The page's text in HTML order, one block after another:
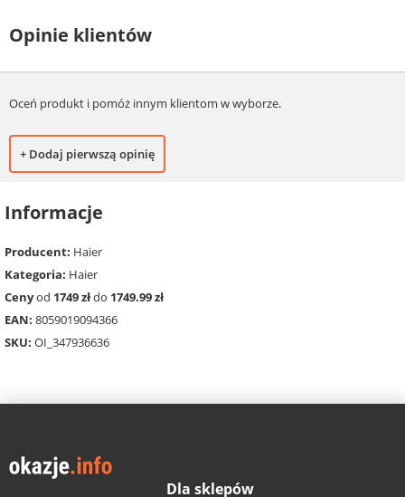
Opinie klientów
Oceń produkt i pomóż innym klientom w wyborze.
+ Dodaj pierwszą opinię
Informacje
Producent: Haier
Kategoria: Haier
Cenyod 1749 złdo 1749.99 zł
EAN: 8059019094366
SKU: OI_347936636
Dla sklepów